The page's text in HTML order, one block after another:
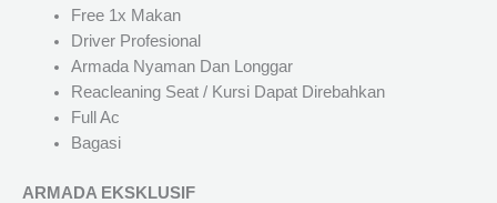
Free 1x Makan
Driver Profesional
Armada Nyaman Dan Longgar
Reacleaning Seat / Kursi Dapat Direbahkan
Full Ac
Bagasi
ARMADA EKSKLUSIF